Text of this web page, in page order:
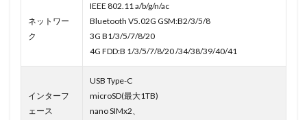
ネットワー
ク
IEEE 802.11 a/b/g/n/ac
Bluetooth V5.02G GSM:B2/3/5/8
3G B1/3/5/7/8/20
4G FDD:B 1/3/5/7/8/20 /34/38/39/40/41
インターフ
ェース
USB Type-C
microSD(最大1TB)
nano SIMx2、